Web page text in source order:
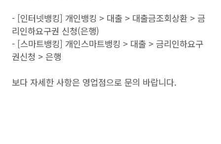
- [인터넷뱅킹] 개인뱅킹 > 대출 > 대출금조회상환 > 금
리인하요구권 신청(은행)
- [스마트뱅킹] 개인스마트뱅킹 > 대출 > 금리인하요구
권신청 > 은행
보다 자세한 사항은 영업점으로 문의 바랍니다.